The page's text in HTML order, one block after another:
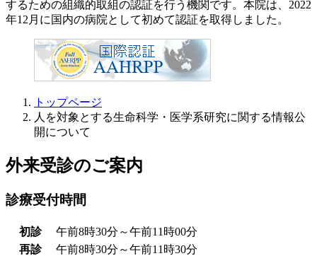
するための組織的取組の認証を行う機関です。本院は、2022
年12月に国内の病院として初めて認証を取得しました。
トップページ
人を対象とする生命科学・医学系研究に関する情報公
開について
外来受診のご案内
診療受付時間
初診
午前8時30分～午前11時00分
再診
午前8時30分～午前11時30分